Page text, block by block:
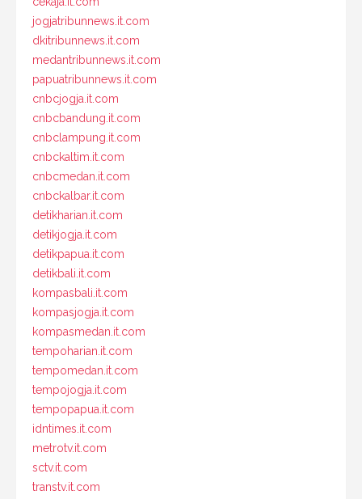
jogjatribunnews.it.com
dkitribunnews.it.com
medantribunnews.it.com
papuatribunnews.it.com
cnbcjogja.it.com
cnbcbandung.it.com
cnbclampung.it.com
cnbckaltim.it.com
cnbcmedan.it.com
cnbckalbar.it.com
detikharian.it.com
detikjogja.it.com
detikpapua.it.com
detikbali.it.com
kompasbali.it.com
kompasjogja.it.com
kompasmedan.it.com
tempoharian.it.com
tempomedan.it.com
tempojogja.it.com
tempopapua.it.com
idntimes.it.com
metrotv.it.com
sctv.it.com
transtv.it.com